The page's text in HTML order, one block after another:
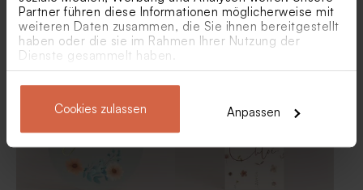
Partner führen diese Informationen möglicherweise mit
weiteren Daten zusammen, die Sie ihnen bereitgestellt
haben oder die sie im Rahmen Ihrer Nutzung der
Dienste gesammelt haben.
Cookies zulassen Anpassen
Nougatwürfel mit
Vanillegeschmack als
Gastgeschenk Jugendweihe
1 kg (± 70 Stück)
Rosafarbene
Gastgeschenk Kommunion 1
kg (± 240 Stück)
Nachhaltiger
Geschenkanhänger 'Little
White Flower' | Eco Design
Runder Geschenkanhänger
in Naturpapier-Optik mit
Blumen und Goldfolie